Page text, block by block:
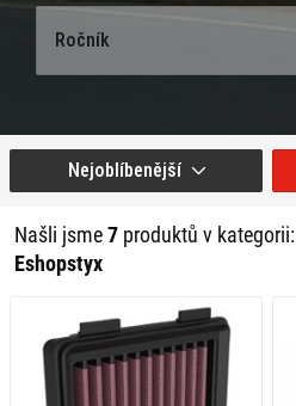
Ročník
Našli jsme7 produktů v kategorii:
Eshopstyx
Nejoblíbenější